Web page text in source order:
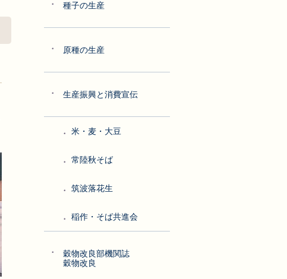
種子の生産
原種の生産
生産振興と消費宣伝
米・麦・大豆
常陸秋そば
筑波落花生
稲作・そば共進会
穀物改良部機関誌
穀物改良